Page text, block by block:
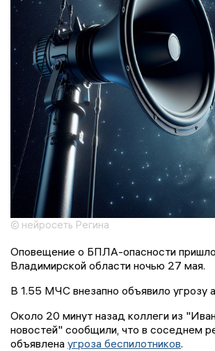
© нейросеть Регина
Оповещение о БПЛА-опасности
Владимирской области ночью 27 мая.
В 1.55 МЧС внезапно объявило угрозу
Около 20 минут назад коллеги из
новостей" сообщили, что в соседнем
объявлена угроза беспилотников.